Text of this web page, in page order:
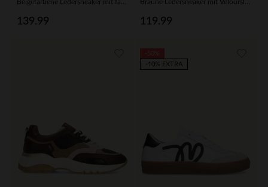
139.99 119.99
-10% EXTRA